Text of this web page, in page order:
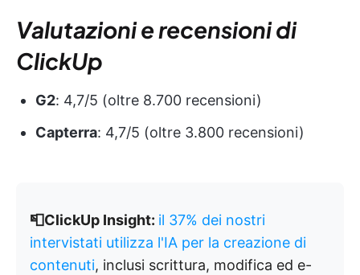
Valutazioni e recensioni di
ClickUp
G2: 4,7/5 (oltre 8.700 recensioni)
Capterra: 4,7/5 (oltre 3.800 recensioni)
📮ClickUp Insight: il 37% dei nostri
intervistati utilizza l'IA per la creazione di
contenuti, inclusi scrittura, modifica ed e-